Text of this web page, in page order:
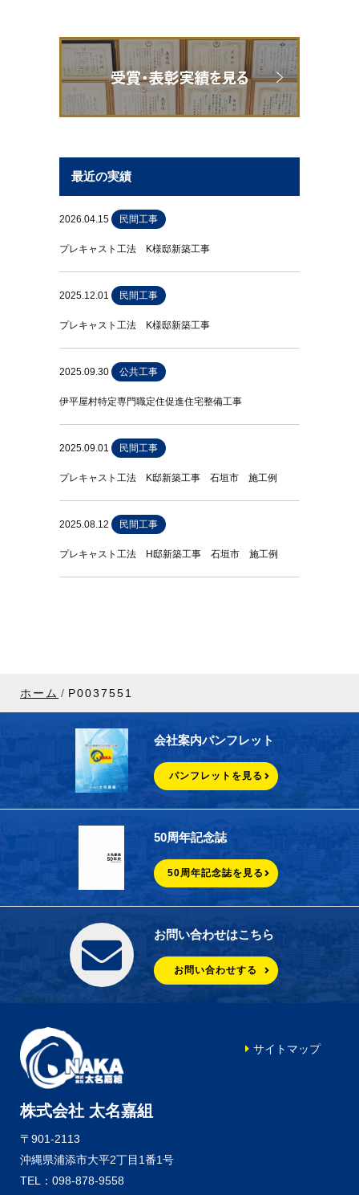
最近の実績
2026.04.15 民間工事
プレキャスト工法 K様邸新築工事
2025.12.01 民間工事
プレキャスト工法 K様邸新築工事
2025.09.30 公共工事
伊平屋村特定専門職定住促進住宅整備工事
2025.09.01 民間工事
プレキャスト工法 K邸新築工事 石垣市 施工例
2025.08.12 民間工事
プレキャスト工法 H邸新築工事 石垣市 施工例
ホーム P0037551
会社案内パンフレット
パンフレットを見る
50周年記念誌
50周年記念誌を見る
お問い合わせはこちら
お問い合わせする
株式会社 太名嘉組
〒901-2113
沖縄県浦添市大平2丁目1番1号
TEL：098-878-9558
サイトマップ